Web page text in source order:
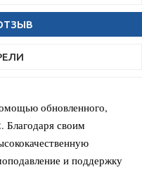
обновленного,
Благодаря своим
и поддержку